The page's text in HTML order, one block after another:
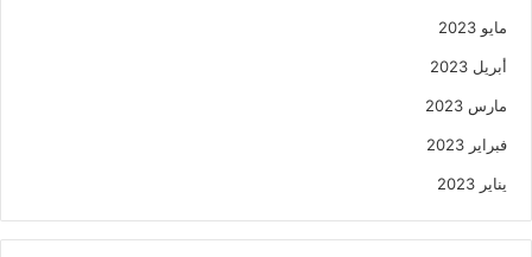
مايو 2023
أبريل 2023
مارس 2023
فبراير 2023
يناير 2023